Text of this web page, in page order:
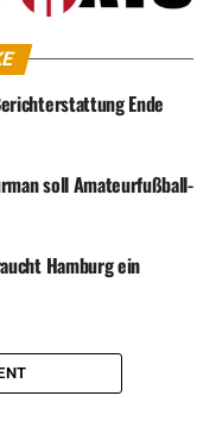
Ende
soll Amateurfußball-
Hamburg ein